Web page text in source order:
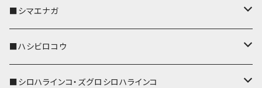
リールのみ
ストラップ付
IDカードホルダー
キーケース
名刺入れ・カードケース
リール付きストラップ
リールのみ
ストラップ付
キーケース
名刺入れ・カードケース
パスケース
IDカードホルダー
リール付きストラップ
キーホルダー
パスケース
リール付きストラップ
キーカバー
キーホルダー
パスケース
■シマエナガ
キーカバー
キーホルダー
■ハシビロコウ
キーカバー
■シロハラインコ・ズグロシロハラインコ